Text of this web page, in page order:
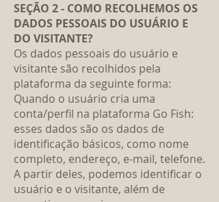
SEÇÃO 2 - COMO RECOLHEMOS OS
DADOS PESSOAIS DO USUÁRIO E
DO VISITANTE?
Os dados pessoais do usuário e
visitante são recolhidos pela
plataforma da seguinte forma:
Quando o usuário cria uma
conta/perfil na plataforma Go Fish:
esses dados são os dados de
identificação básicos, como nome
completo, endereço, e-mail, telefone.
A partir deles, podemos identificar o
usuário e o visitante, além de